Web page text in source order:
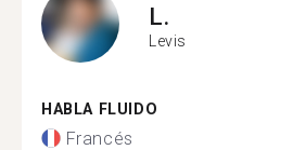
L.
Levis
HABLA FLUIDO
Francés